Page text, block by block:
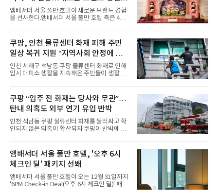
스커트, 강렬한 붉은 계열의 스타일링까지 각기
다른 매력을 선보였다. 브브걸은 다채로운 여름
패션을 완벽하게 소화하며 보
사
앰배서더 서울 풀만 호텔이 새로운 브랜드 경험
을 선사한다.앰배서더 서울 풀만 호텔 측은 4일
이야기를 담은 인형 극장 콘셉트의 공간 ‘앰버드
시어터(Ambird Theater)’를 새롭게 선보인
다”고 밝혔다.앰배서더 서울 풀만 호텔은 로비
한편에 마련된 앰버드 존을 통해 앰버드의 세계
관을 소개해왔다. 앰버드 존은 앰버드가 우주여
행 중 수집한 다양한 굿즈를 전시한 '앰버드 플래
닛(Ambird Planet)과 계절별 플라워 연출로 사
라 극장을 모티브로 한 데코레이션으로 구성됐
다. 무대 공간 및 티켓 박스
쿠팡, 인천 물류센터 화재 피해 주민
일상 복귀 지원 “지역사회 안정에 총
력”
인천 서해구 석남동 쿠팡 물류센터 화재로 인해
임시 대피소 생활을 지속해온 주민들이 생활 터
필먼트서비스(CFS)가 지난 28일부터 화재 피해
주민을 대상으로 전문 출장 청소서비스 지원에
나섬으로써 본격적인 지역사회 복구 작업이 시
작된 것이다.대피소 주민 중심 청소 접수, 첫날
부터 2가구 지원 완료CFS는 신현초등학교, 신
현북초등학교, 신현여자중학교 등 인천 서해구
관내 임시 대피소 3곳에서 체류해온 화재 피해
민들의 호응 속에 CFS는 즉시 행동에 나섰다. 지
난 28일 오후 전문 청소업체와
쿠팡 “입주 전 화재는 당사와 무관”…
탄내 의혹도 외부 연기 유입 반박
인천 석남동 쿠팡 물류센터 화재를 둘러싸고 확
인되지 않은 의혹이 확산되자 쿠팡이 반박에 나
에 대해서는 외부 화재 연기 유입이라고 설명했
고, 2023년 같은 물류센터에서 발생한 화재에
대해서도 쿠팡 입주 전 공사 과정에서 벌어진 일
이라며 선을 그었다.쿠팡은 21일 인천 물류센터
내부에서 불이 타는 냄새가 났다는 의혹과 관련
해 “사실무근”이라는 입장을 밝혔다.회사 측은
“인근에서 지난 15일 다른 회사에서 발생한 대
앰배서더 서울 풀만 호텔, '오후 6시
체크인 딜' 패키지 선봬
앰배서더 서울 풀만 호텔이 오는 12월 31일까지
'6PM Check-in Deal(오후 6시 체크인 딜)' 패키